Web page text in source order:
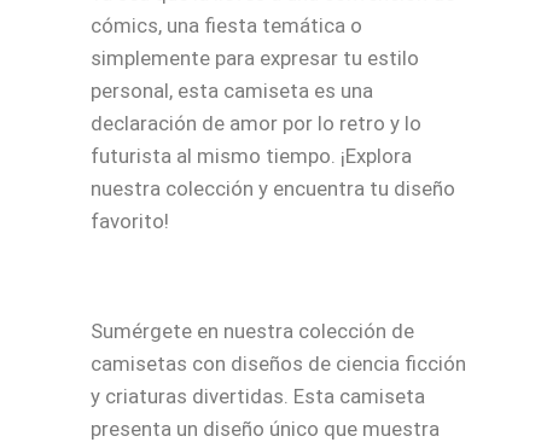
cómics, una fiesta temática o
simplemente para expresar tu estilo
personal, esta camiseta es una
declaración de amor por lo retro y lo
futurista al mismo tiempo. ¡Explora
nuestra colección y encuentra tu diseño
favorito!
Sumérgete en nuestra colección de
camisetas con diseños de ciencia ficción
y criaturas divertidas. Esta camiseta
presenta un diseño único que muestra